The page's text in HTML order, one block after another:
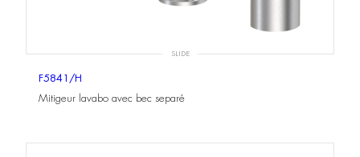
SLIDE
F5841/H
Mitigeur lavabo avec bec separé